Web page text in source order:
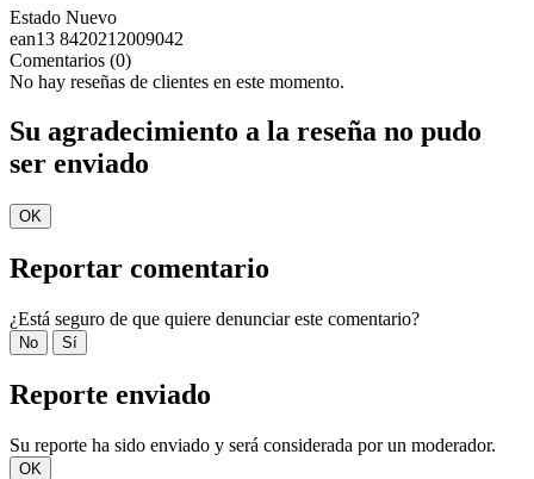
Estado Nuevo
ean13 8420212009042
Comentarios (0)
No hay reseñas de clientes en este momento.
Su agradecimiento a la reseña no pudo
ser enviado
OK
Reportar comentario
¿Está seguro de que quiere denunciar este comentario?
No Sí
Reporte enviado
Su reporte ha sido enviado y será considerada por un moderador.
OK